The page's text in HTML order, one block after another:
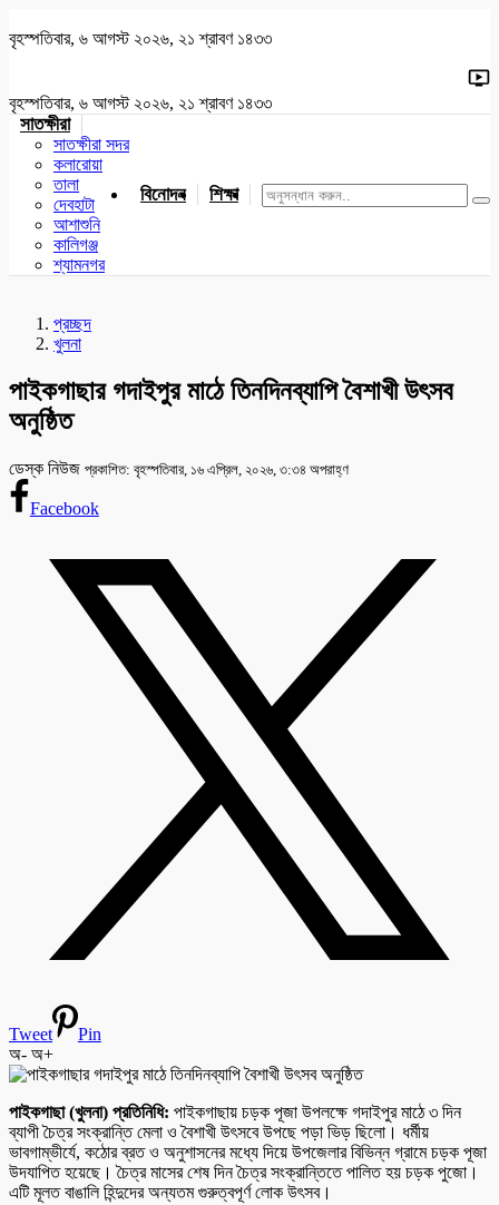
বৃহস্পতিবার, ৬ আগস্ট ২০২৬, ২১ শ্রাবণ ১৪৩৩
বৃহস্পতিবার, ৬ আগস্ট ২০২৬, ২১ শ্রাবণ ১৪৩৩
সাতক্ষীরা
সাতক্ষীরা সদর
কলারোয়া
তালা
দেবহাটা
আশাশুনি
কালিগঞ্জ
শ্যামনগর
বিনোদন শিক্ষা খেলাধুলা জাতীয় যশোর
প্রচ্ছদ
খুলনা
পাইকগাছার গদাইপুর মাঠে তিনদিনব্যাপি বৈশাখী উৎসব
অনুষ্ঠিত
ডেস্ক নিউজ প্রকাশিত: বৃহস্পতিবার, ১৬ এপ্রিল, ২০২৬, ৩:৩৪ অপরাহ্ণ
Facebook
Tweet
Pin
অ- অ+
পাইকগাছা (খুলনা) প্রতিনিধি: পাইকগাছায় চড়ক পূজা উপলক্ষে গদাইপুর মাঠে ৩ দিন
ব্যাপী চৈত্র সংক্রান্তি মেলা ও বৈশাখী উৎসবে উপছে পড়া ভিড় ছিলো। ধর্মীয়
ভাবগাম্ভীর্যে, কঠোর ব্রত ও অনুশাসনের মধ্যে দিয়ে উপজেলার বিভিন্ন গ্রামে চড়ক পূজা
উদযাপিত হয়েছে। চৈত্র মাসের শেষ দিন চৈত্র সংক্রান্তিতে পালিত হয় চড়ক পুজো।
এটি মূলত বাঙালি হিন্দুদের অন্যতম গুরুত্বপূর্ণ লোক উৎসব।